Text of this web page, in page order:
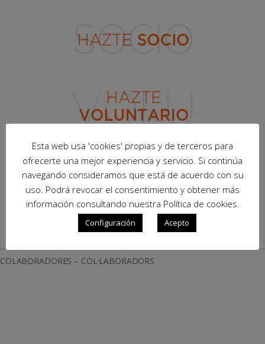
COLABORADORES – COL·LABORADORS
Esta web usa 'cookies' propias y de terceros para
ofrecerte una mejor experiencia y servicio. Si continúa
navegando consideramos que está de acuerdo con su
uso. Podrá revocar el consentimiento y obtener más
información consultando nuestra Política de cookies.
Configuración Acepto